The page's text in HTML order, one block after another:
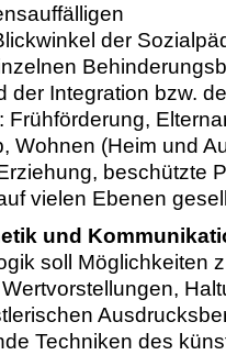
der
der Integration bzw.
Frühförderung,
Wohnen (Heim und
beschützte
vielen Ebenen
und
soll Möglichkeiten
Techniken des